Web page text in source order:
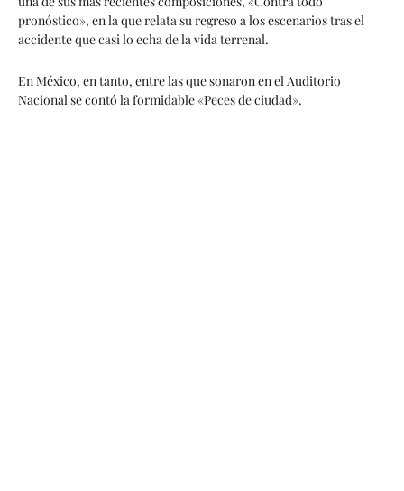
pronóstico», en la que relata su regreso a los escenarios tras el
accidente que casi lo echa de la vida terrenal.
En México, en tanto, entre las que sonaron en el Auditorio
Nacional se contó la formidable «Peces de ciudad».